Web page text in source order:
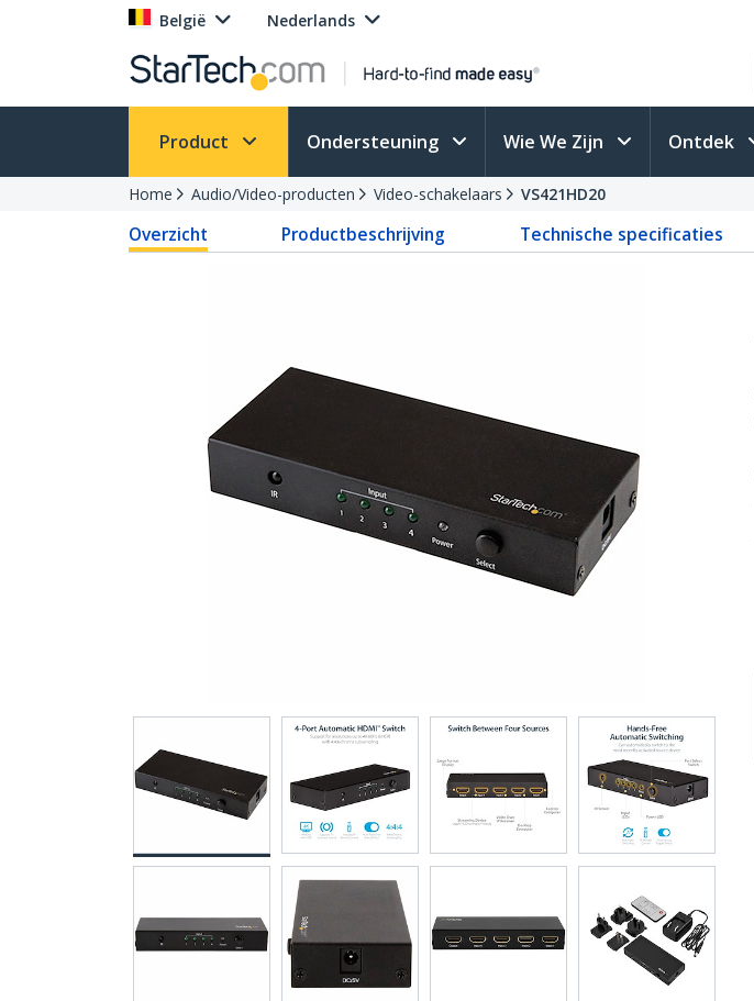
België Nederlands
Product Ondersteuning Wie We Zijn Ontdek
Home Audio/Video-producten Video-schakelaars VS421HD20
Overzicht Productbeschrijving Technische specificaties